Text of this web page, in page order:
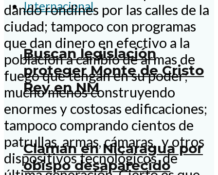
Internacional
Buscan legislación
proteger Monte de Cristo
Rey en NM
Claman en Nicaragua por
obispo desaparecido
dando rondines por las calles de la
ciudad; tampoco con programas
que dan dinero en efectivo a la
población a cambio de armas de
fuego que tengan en su poder;
mucho menos construyendo
enormes y costosas edificaciones;
tampoco comprando cientos de
patrullas, armas, cámaras, y otros
dispositivos tecnológicos de